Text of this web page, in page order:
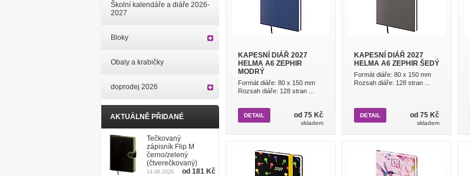
KAPESNÍ DIÁŘ 2027
HELMA A6 ZEPHIR
MODRÝ
Formát diáře: 80 x 150 mm
Rozsah diáře: 128 stran ...
od 75 Kč
skladem
DETAIL
KAPESNÍ DIÁŘ 2027
HELMA A6 ZEPHIR ŠEDÝ
Formát diáře: 80 x 150 mm
Rozsah diáře: 128 stran ...
od 75 Kč
skladem
DETAIL
Školní kalendáře a diáře 2026-
2027
Bloky
Obaly a krabičky
doprodej 2026
AKTUÁLNĚ PŘIDANÉ
Tečkovaný
zápisník Flip M
černo/zelený
(čtverečkovaný)
14.06.2026 od 181 Kč